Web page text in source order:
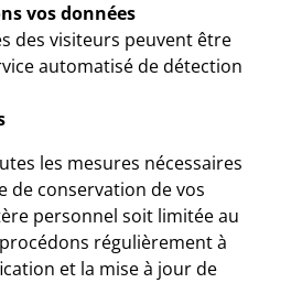
vos données
des visiteurs peuvent être
automatisé de détection
les mesures nécessaires
de conservation de vos
personnel soit limitée au
régulièrement à
et la mise à jour de